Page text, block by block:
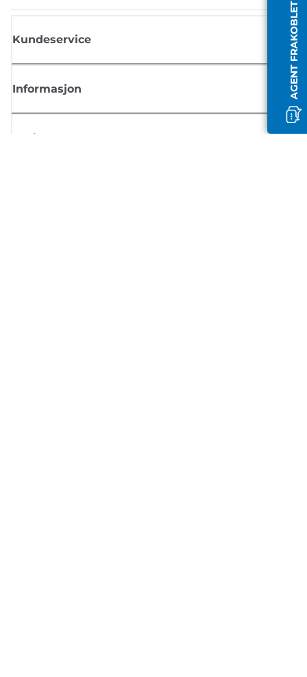
AGENT FRAKOBLET
Kundeservice
Informasjon
Butikk